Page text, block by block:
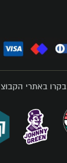
בקרו באתרי